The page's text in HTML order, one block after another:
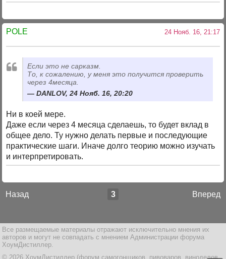
POLE 24 Нояб. 16, 21:17
Если это не сарказм.
То, к сожалению, у меня это получится проверить
через 4месяца.
DANLOV, 24 Нояб. 16, 20:20
Ни в коей мере.
Даже если через 4 месяца сделаешь, то будет вклад в
общее дело. Ту нужно делать первые и последующие
практические шаги. Иначе долго теорию можно изучать
и интерпретировать.
Назад Вперед
3
Все размещаемые материалы отражают исключительно мнения их
авторов и могут не совпадать с мнением Администрации форума
ХоумДистиллер.
© 2026 ХоумДистиллер (форум самогонщиков, пивоваров, виноделов,